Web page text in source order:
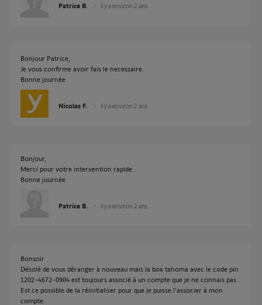
Patrice B. il y a environ 2 ans
Bonjour Patrice,
Je vous confirme avoir fais le necessaire.
Bonne journée
Nicolas F. il y a environ 2 ans
Bonjour,
Merci pour votre intervention rapide .
Bonne journée
Patrice B. il y a environ 2 ans
Bonsoir
Désolé de vous déranger à nouveau mais la box tahoma avec le code pin
1202-4672-0904 est toujours associé à un compte que je ne connais pas .
Est ce possible de la réinitialiser pour que je puisse l'associer à mon
compte.